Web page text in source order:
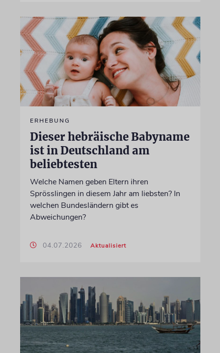
ERHEBUNG
Dieser hebräische Babyname
ist in Deutschland am
beliebtesten
Welche Namen geben Eltern ihren
Sprösslingen in diesem Jahr am liebsten? In
welchen Bundesländern gibt es
Abweichungen?
04.07.2026 Aktualisiert